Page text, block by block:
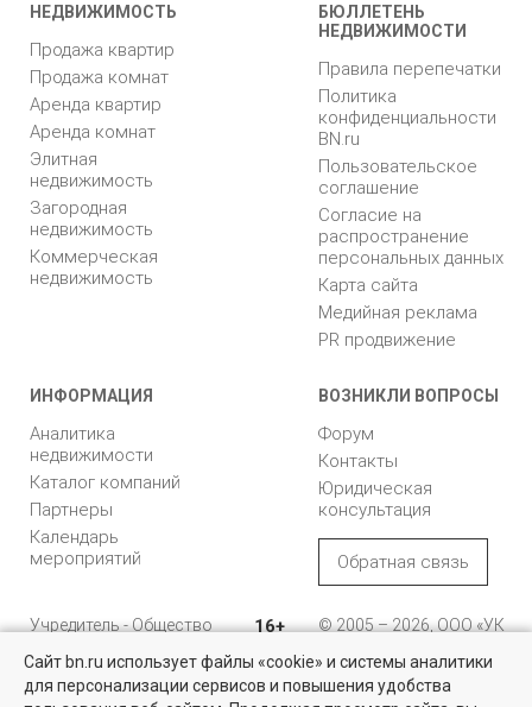
Квартиры на вторичном рынке
НЕДВИЖИМОСТЬ
Продажа квартир
Продажа комнат
Аренда квартир
Аренда комнат
Элитная
недвижимость
Загородная
недвижимость
Коммерческая
недвижимость
БЮЛЛЕТЕНЬ
НЕДВИЖИМОСТИ
Правила перепечатки
Политика
конфиденциальности
BN.ru
Пользовательское
соглашение
Согласие на
распространение
персональных данных
Карта сайта
Медийная реклама
PR продвижение
ИНФОРМАЦИЯ
Аналитика
недвижимости
Каталог компаний
Партнеры
Календарь
мероприятий
ВОЗНИКЛИ ВОПРОСЫ
Форум
Контакты
Юридическая
консультация
Обратная связь
Учредитель - Общество
ответственностью
"Управляющая
компания "Бюллетень
16+
© 2005 – 2026, ООО «УК
196105, Санкт-
Петербург, пр. Юрия
Сайт bn.ru использует файлы «cookie» и системы аналитики
для персонализации сервисов и повышения удобства